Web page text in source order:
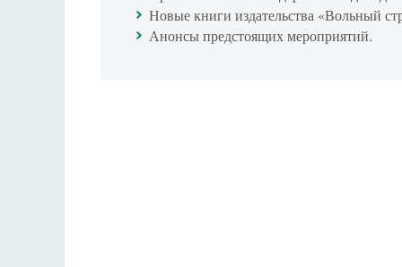
Новые книги издательства «Вольный
Анонсы предстоящих мероприятий.